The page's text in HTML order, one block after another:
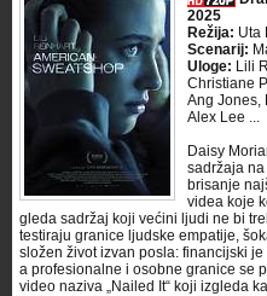
2025
Režija: Uta
Scenarij:
Uloge: Lili
Christiane
Ang Jones,
Alex Lee ...
Daisy
sadržaja
brisanje
videa koje
gleda sadržaj koji većini ljudi ne bi
testiraju granice ljudske empatije,
složen život izvan posla: financijski
a profesionalne i osobne granice se
video naziva „Nailed It“ koji izgleda